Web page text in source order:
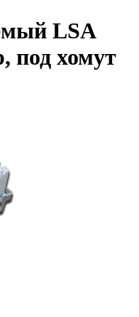
LSA
под хомут